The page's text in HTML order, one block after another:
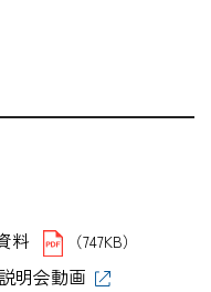
料 （747KB）
明会動画